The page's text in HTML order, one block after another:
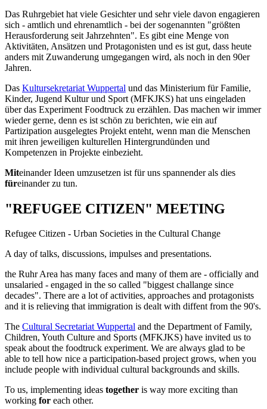
Das Ruhrgebiet hat viele Gesichter und sehr viele davon engagieren
sich - amtlich und ehrenamtlich - bei der sogenannten "größten
Herausforderung seit Jahrzehnten". Es gibt eine Menge von
Aktivitäten, Ansätzen und Protagonisten und es ist gut, dass heute
anders mit Zuwanderung umgegangen wird, als noch in den 90er
Jahren.
Das Kultursekretariat Wuppertal und das Ministerium für Familie,
Kinder, Jugend Kultur und Sport (MFKJKS) hat uns eingeladen
über das Experiment Foodtruck zu erzählen. Das machen wir immer
wieder gerne, denn es ist schön zu berichten, wie ein auf
Partizipation ausgelegtes Projekt enteht, wenn man die Menschen
mit ihren jeweiligen kulturellen Hintergrundünden und
Kompetenzen in Projekte einbezieht.
Miteinander Ideen umzusetzen ist für uns spannender als dies
füreinander zu tun.
"REFUGEE CITIZEN" MEETING
Refugee Citizen - Urban Societies in the Cultural Change
A day of talks, discussions, impulses and presentations.
the Ruhr Area has many faces and many of them are - officially and
unsalaried - engaged in the so called "biggest challange since
decades". There are a lot of activities, approaches and protagonists
and it is relieving that immigration is dealt with diffent from the 90's.
The Cultural Secretariat Wuppertal and the Department of Family,
Children, Youth Culture and Sports (MFKJKS) have invited us to
speak about the foodtruck experiment. We are always glad to be
able to tell how nice a participation-based project grows, when you
include people with individual cultural backgrounds and skills.
To us, implementing ideas together is way more exciting than
working for each other.